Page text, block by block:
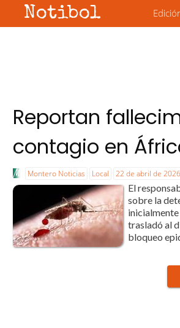
Notibol
Reportan
contagio en
Montero Noticias Local 22 de abril de 2026
El
sobre la
inicialmente
trasladó al
bloqueo